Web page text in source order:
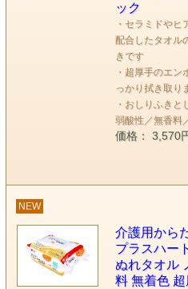
ック
・セラミドや
配合したタオル
きです
・超厚手のエン
っかり拭き取り
・おしりふき
弱酸性／無香料
価格： 3,570
NEW
介護用から
プラスハー
ぬれタオル
料 無着色